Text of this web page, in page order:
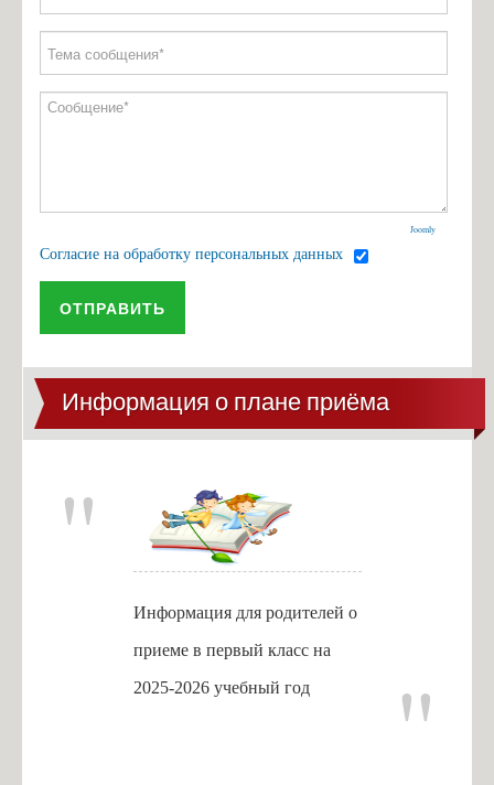
Формы документов
Сведения о доходах
Joomly
Согласие на обработку персональных данных
ОТПРАВИТЬ
Информация о плане приёма
Информация для родителей о
приеме в первый класс на
2025-2026 учебный год